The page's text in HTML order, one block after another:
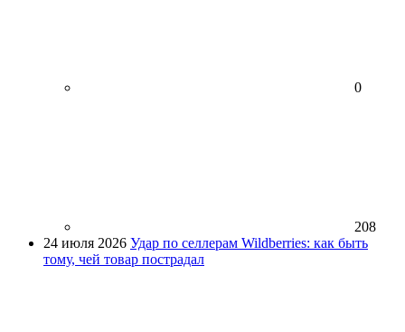
0
208
24 июля 2026 Удар по селлерам Wildberries: как быть
тому, чей товар пострадал